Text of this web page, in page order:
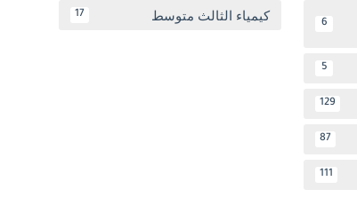
6
5
129
87
111
كيمياء الثالث متوسط 17